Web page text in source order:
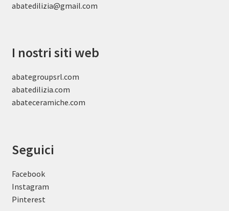
abatedilizia@gmail.com
I nostri siti web
abategroupsrl.com
abatedilizia.com
abateceramiche.com
Seguici
Facebook
Instagram
Pinterest